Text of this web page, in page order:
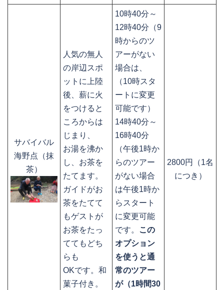
サバイバル
海野点（抹
茶）
人気の無人
の岸辺スポ
ットに上陸
後、薪に火
をつけると
ころからは
じまり、
お湯を沸か
し、お茶を
たてます。
ガイドがお
茶をたてて
もゲストが
お茶をたっ
ててもどち
らも
OKです。和
菓子付き。
10時40分～
12時40分（9
時からのツ
アーがない
場合は、
（10時スタ
ートに変更
可能です）
14時40分～
16時40分
（午後1時か
らのツアー
がない場合
は午後1時か
らスタート
に変更可能
です。
この
オプション
を使うと通
常のツアー
が（1時間30
2800円（1名
につき）